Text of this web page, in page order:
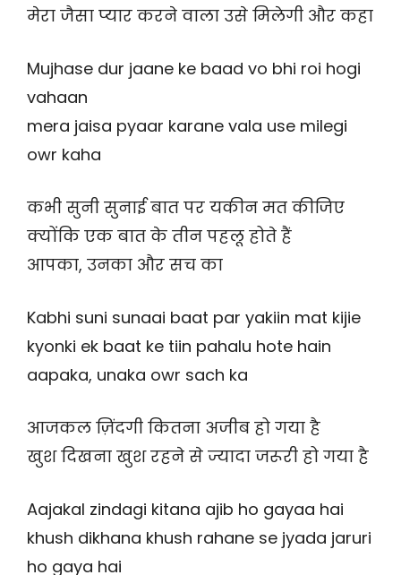
मेरा जैसा प्यार करने वाला उसे मिलेगी और कहा
Mujhase dur jaane ke baad vo bhi roi hogi
vahaan
mera jaisa pyaar karane vala use milegi
owr kaha
कभी सुनी सुनाई बात पर यकीन मत कीजिए
क्योंकि एक बात के तीन पहलू होते हैं
आपका, उनका और सच का
Kabhi suni sunaai baat par yakiin mat kijie
kyonki ek baat ke tiin pahalu hote hain
aapaka, unaka owr sach ka
आजकल ज़िंदगी कितना अजीब हो गया है
खुश दिखना खुश रहने से ज्यादा जरूरी हो गया है
Aajakal zindagi kitana ajib ho gayaa hai
khush dikhana khush rahane se jyada jaruri
ho gaya hai